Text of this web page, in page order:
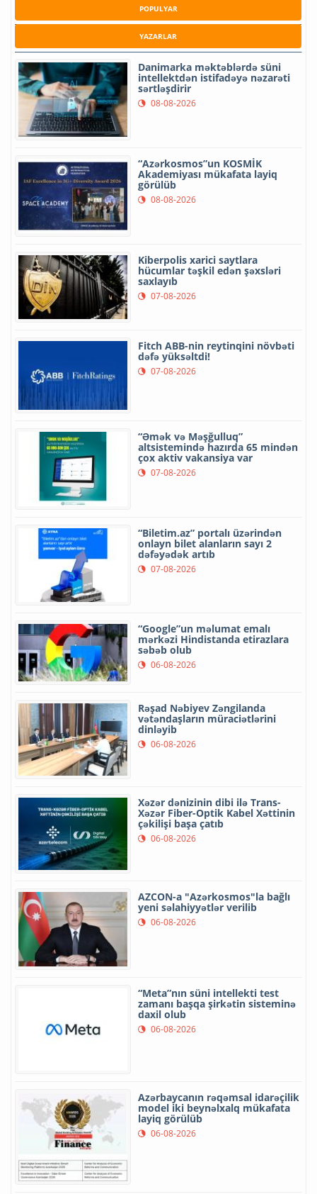
POPULYAR
YAZARLAR
Danimarka məktəblərdə süni
intellektdən istifadəyə nəzarəti
sərtləşdirir
08-08-2026
“Azərkosmos”un KOSMİK
Akademiyası mükafata layiq
görülüb
08-08-2026
Kiberpolis xarici saytlara
hücumlar təşkil edən şəxsləri
saxlayıb
07-08-2026
Fitch ABB-nin reytinqini növbəti
dəfə yüksəltdi!
07-08-2026
“Əmək və Məşğulluq”
altsistemində hazırda 65 mindən
çox aktiv vakansiya var
07-08-2026
“Biletim.az” portalı üzərindən
onlayn bilet alanların sayı 2
dəfəyədək artıb
07-08-2026
“Google”un məlumat emalı
mərkəzi Hindistanda etirazlara
səbəb olub
06-08-2026
Rəşad Nəbiyev Zəngilanda
vətəndaşların müraciətlərini
dinləyib
06-08-2026
Xəzər dənizinin dibi ilə Trans-
Xəzər Fiber-Optik Kabel Xəttinin
çəkilişi başa çatıb
06-08-2026
AZCON-a "Azərkosmos"la bağlı
yeni səlahiyyətlər verilib
06-08-2026
“Meta”nın süni intellekti test
zamanı başqa şirkətin sisteminə
daxil olub
06-08-2026
Azərbaycanın rəqəmsal idarəçilik
model iki beynəlxalq mükafata
layiq görülüb
06-08-2026